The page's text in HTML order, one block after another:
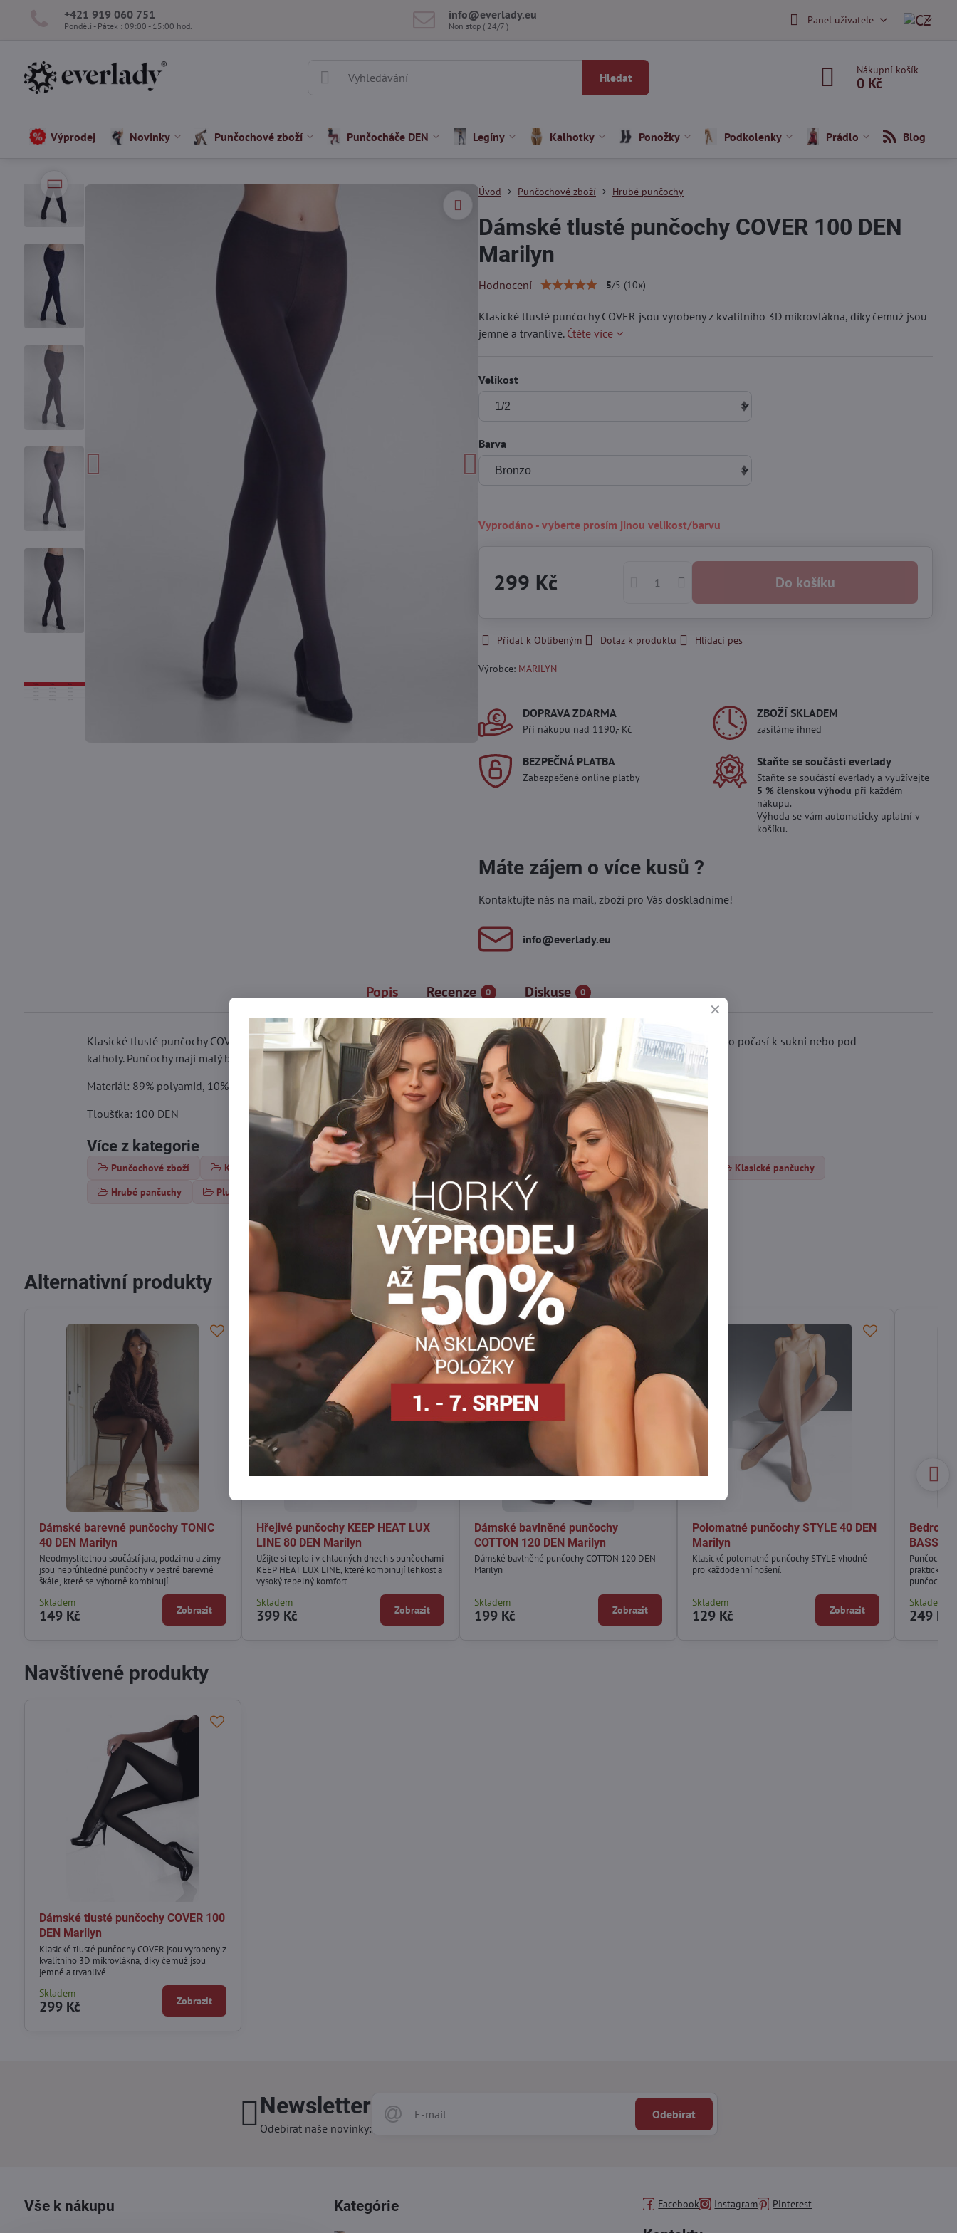
+421 919 060 751
Pondělí - Pátek : 09:00 - 15:00 hod.
info​@everlady​.eu
Non stop ( 24/7 ) Panel uživatele
Hledat
Nákupní košík
0 Kč
Výprodej Novinky Punčochové zboží Punčocháče DEN Legíny Kalhotky Ponožky Podkolenky Prádlo Blog
Úvod Punčochové zboží Hrubé punčochy
Dámské tlusté punčochy COVER 100 DEN
Marilyn
Hodnocení 5/5 (10x)
Klasické tlusté punčochy COVER jsou vyrobeny z kvalitního 3D mikrovlákna, díky čemuž jsou
jemné a trvanlivé. Čtěte více
Velikost
Barva
Vyprodáno - vyberte prosím jinou velikost/barvu
299 Kč Do košíku
Přidat k Oblíbeným Dotaz k produktu Hlídací pes
Výrobce: MARILYN
DOPRAVA ZDARMA
Při nákupu nad 1190,- Kč
ZBOŽÍ SKLADEM
zasíláme ihned
BEZPEČNÁ PLATBA
Zabezpečené online platby
Staňte se součástí everlady
Staňte se součástí everlady a využívejte
5 % členskou výhodu při každém
nákupu.
Výhoda se vám automaticky uplatní v
košíku.
Máte zájem o více kusů ?
Kontaktujte nás na mail, zboží pro Vás doskladníme!
info​@everlady​.eu
Popis Recenze 0 Diskuse 0
Klasické tlusté punčochy COVER jsou vyrobeny z kvalitního 3D mikrovlákna, díky čemuž jsou jemné a trvanlivé. Vhodné do chladného počasí k sukni nebo pod
kalhoty. Punčochy mají malý bavlněný klín a ploché švy, nemají zesílený sed ani špičky.
Materiál: 89% polyamid, 10% elastan, 1% bavlna
Tloušťka: 100 DEN
Více z kategorie
Punčochové zboží Klasické punčochy Hrubé punčochy Punčocháče nad 100 DEN Dámské punčocháče DEN
Klasické pančuchy
Hrubé pančuchy
Plus size pančuchy xl/xxl/xxxl Silonky nad 100 DEN
Facebook
Twitter BlueskyPinterestReddit LinkedInWhatsApp
E-
mail
Alternativní produkty
Dámské barevné punčochy TONIC
40 DEN Marilyn
Neodmyslitelnou součástí jara, podzimu a zimy
jsou neprůhledné punčochy v pestré barevné
škále, které se výborně kombinují.
Skladem
149 Kč Zobrazit
Hřejivé punčochy KEEP HEAT LUX
LINE 80 DEN Marilyn
Užijte si teplo i v chladných dnech s punčochami
KEEP HEAT LUX LINE, které kombinují lehkost a
vysoký tepelný komfort.
Skladem
399 Kč Zobrazit
Dámské bavlněné punčochy
COTTON 120 DEN Marilyn
Dámské bavlněné punčochy COTTON 120 DEN
Marilyn
Skladem
199 Kč Zobrazit
Polomatné punčochy STYLE 40 DEN
Marilyn
Klasické polomatné punčochy STYLE vhodné
pro každodenní nošení.
Skladem
129 Kč Zobrazit
Bedrové
BASSA
Punčochy
praktickým
punčochy
Skladem
249 Kč
Navštívené produkty
Dámské tlusté punčochy COVER 100
DEN Marilyn
Klasické tlusté punčochy COVER jsou vyrobeny z
kvalitního 3D mikrovlákna, díky čemuž jsou
jemné a trvanlivé.
Skladem
299 Kč Zobrazit
Newsletter
Odebírat naše novinky:
Odebírat
Vše k nákupu Kategórie Facebook Instagram Pinterest